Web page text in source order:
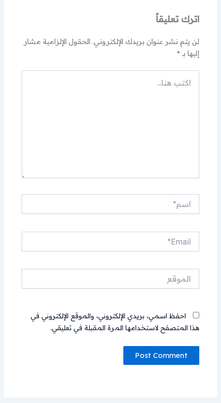
اترك تعليقاً
لن يتم نشر عنوان بريدك الإلكتروني. الحقول الإلزامية مشار
إليها بـ *
هنا...
Email*
احفظ اسمي، بريدي الإلكتروني، والموقع الإلكتروني في
هذا المتصفح لاستخدامها المرة المقبلة في تعليقي.